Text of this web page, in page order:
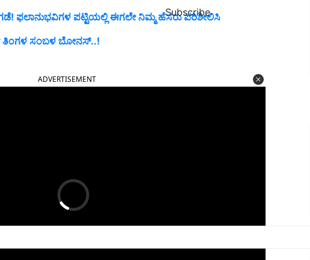
Subscribe
ಫಲಾನುಭವಿಗಳ ಪಟ್ಟಿಯಲ್ಲಿ ಈಗಲೇ ನಿಮ್ಮ ಹೆಸರು ಪರಿಶೀಲಿಸಿ
ತಿಂಗಳ ಸಂಬಳ ಬೋನಸ್‌..!